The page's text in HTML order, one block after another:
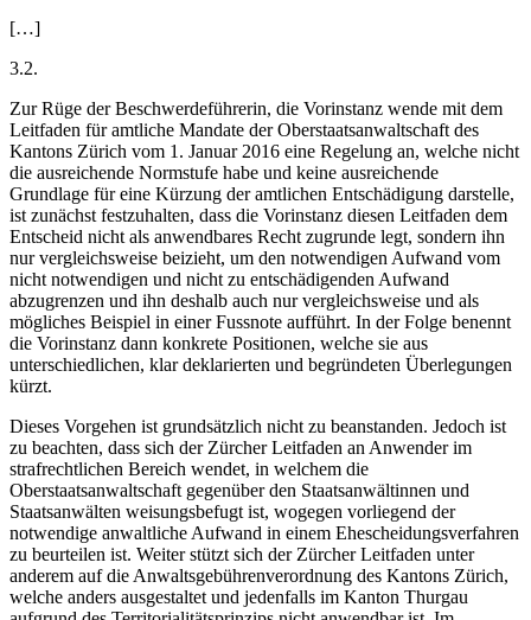
[…]
3.2.
Zur Rüge der Beschwerdeführerin, die Vorinstanz wende mit dem
Leitfaden für amtliche Mandate der Oberstaatsanwaltschaft des
Kantons Zürich vom 1. Januar 2016 eine Regelung an, welche nicht
die ausreichende Normstufe habe und keine ausreichende
Grundlage für eine Kürzung der amtlichen Entschädigung darstelle,
ist zunächst festzuhalten, dass die Vorinstanz diesen Leitfaden dem
Entscheid nicht als anwendbares Recht zugrunde legt, sondern ihn
nur vergleichsweise beizieht, um den notwendigen Aufwand vom
nicht notwendigen und nicht zu entschädigenden Aufwand
abzugrenzen und ihn deshalb auch nur vergleichsweise und als
mögliches Beispiel in einer Fussnote aufführt. In der Folge benennt
die Vorinstanz dann konkrete Positionen, welche sie aus
unterschiedlichen, klar deklarierten und begründeten Überlegungen
kürzt.
Dieses Vorgehen ist grundsätzlich nicht zu beanstanden. Jedoch ist
zu beachten, dass sich der Zürcher Leitfaden an Anwender im
strafrechtlichen Bereich wendet, in welchem die
Oberstaatsanwaltschaft gegenüber den Staatsanwältinnen und
Staatsanwälten weisungsbefugt ist, wogegen vorliegend der
notwendige anwaltliche Aufwand in einem Ehescheidungsverfahren
zu beurteilen ist. Weiter stützt sich der Zürcher Leitfaden unter
anderem auf die Anwaltsgebührenverordnung des Kantons Zürich,
welche anders ausgestaltet und jedenfalls im Kanton Thurgau